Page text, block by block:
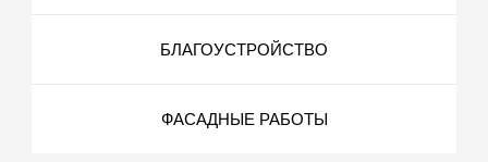
БЛАГОУСТРОЙСТВО
ФАСАДНЫЕ РАБОТЫ